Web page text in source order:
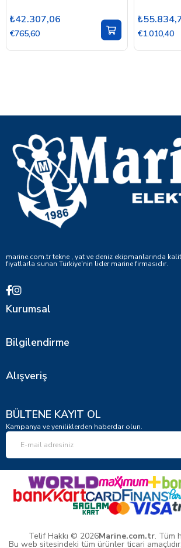
₺42.307,06
€765,60 €1.010,40
marine.com.tr tekne , yat ve deniz ekipmanlarında
fiyatlarla sunan Türkiye'nin lider marine firmasıdır.
Kurumsal
Bilgilendirme
Alışveriş
BÜLTENE KAYIT OL
Kampanya ve yeniliklerden haberdar olun.
Telif Hakkı © 2026Marine.com.tr. Tüm
Bu web sitesindeki tüm ürünler ticari